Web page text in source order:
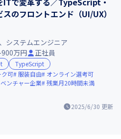
のフロントエンド（UI/UX）
2025/6/30 更新
システムエンジニア
万円 正社員
TypeScript
ク可 服装自由
オンライン選考可
ベンチャー企業 残業月20時間未満